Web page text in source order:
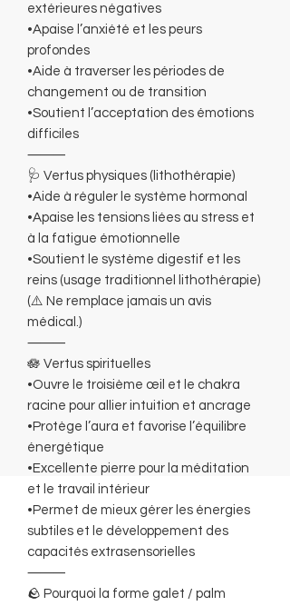
extérieures négatives
•Apaise l’anxiété et les peurs
profondes
•Aide à traverser les périodes de
changement ou de transition
•Soutient l’acceptation des émotions
difficiles
⸻
🩺 Vertus physiques (lithothérapie)
•Aide à réguler le système hormonal
•Apaise les tensions liées au stress et
à la fatigue émotionnelle
•Soutient le système digestif et les
reins (usage traditionnel lithothérapie)
(⚠️ Ne remplace jamais un avis
médical.)
⸻
🪷 Vertus spirituelles
•Ouvre le troisième œil et le chakra
racine pour allier intuition et ancrage
•Protège l’aura et favorise l’équilibre
énergétique
•Excellente pierre pour la méditation
et le travail intérieur
•Permet de mieux gérer les énergies
subtiles et le développement des
capacités extrasensorielles
⸻
🪨 Pourquoi la forme galet / palm